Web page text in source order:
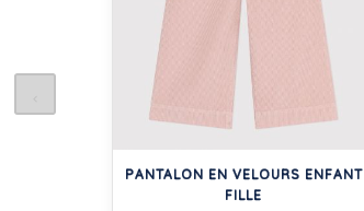
PANTALON EN VELOURS ENFANT
FILLE